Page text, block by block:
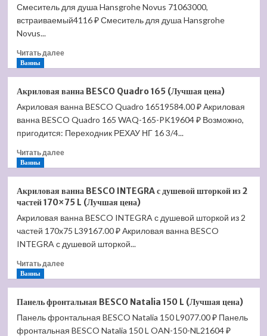
PuraVida
15075000
Смеситель для душа Hansgrohe Novus 71063000,
встраиваемый4116 ₽ Смеситель для душа Hansgrohe
Novus...
Читать далееПрочитать
для
душа
Hansgrohe
Novus
(Лучшая
Ванны
Акриловая ванна BESCO Quadro 165 (Лучшая цена)
Акриловая ванна BESCO Quadro 16519584.00 ₽ Акриловая
ванна BESCO Quadro 165 WAQ-165-PK19604 ₽ Возможно,
пригодится: Переходник РЕХАУ НГ 16 3/4...
Читать далееПрочитать
ванна
BESCO
Quadro
165
(Лучшая
Ванны
Акриловая ванна BESCO INTEGRA с душевой шторкой из 2
частей 170×75 L (Лучшая цена)
Акриловая ванна BESCO INTEGRA с душевой шторкой из 2
частей 170x75 L39167.00 ₽ Акриловая ванна BESCO
INTEGRA с душевой шторкой...
Читать далееПрочитать
ванна
BESCO
INTEGRA
Ванны
Панель фронтальная BESCO Natalia 150 L (Лучшая цена)
Панель фронтальная BESCO Natalia 150 L9077.00 ₽ Панель
фронтальная BESCO Natalia 150 L OAN-150-NL21604 ₽